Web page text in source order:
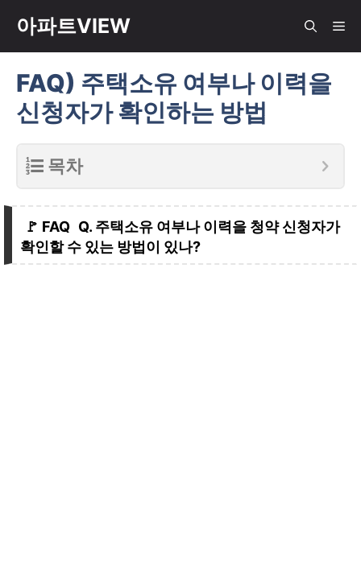
아파트VIEW 메
FAQ) 주택소유 여부나 이력을
신청자가 확인하는 방법
목차
Q. 주택소유 여부나 이력을 청약 신청자가
확인할 수 있는 방법이 있나?